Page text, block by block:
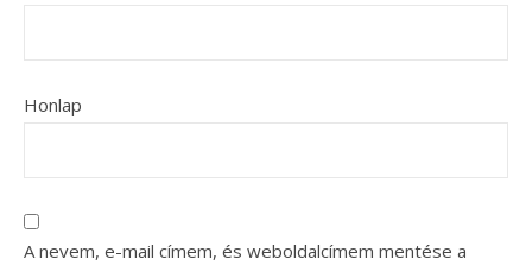
Honlap
A nevem, e-mail címem, és weboldalcímem mentése a